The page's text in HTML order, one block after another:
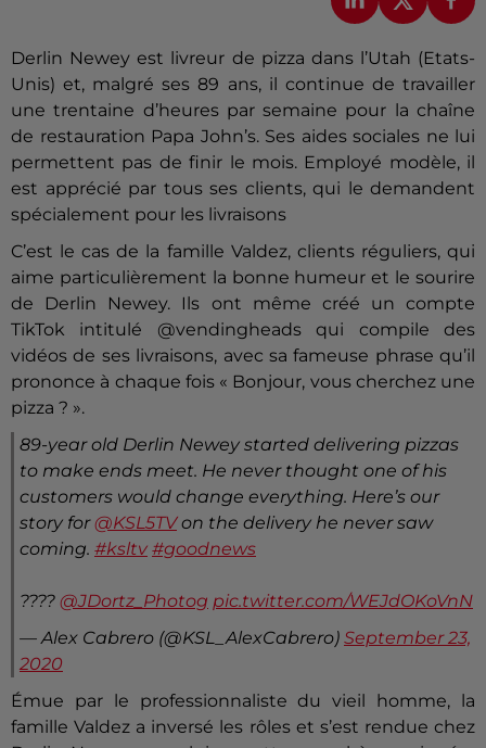
Derlin Newey est livreur de pizza dans l’Utah (Etats-
Unis) et, malgré ses 89 ans, il continue de travailler
une trentaine d’heures par semaine pour la chaîne
de restauration Papa John’s. Ses aides sociales ne lui
permettent pas de finir le mois. Employé modèle, il
est apprécié par tous ses clients, qui le demandent
spécialement pour les livraisons
C’est le cas de la famille Valdez, clients réguliers, qui
aime particulièrement la bonne humeur et le sourire
de Derlin Newey. Ils ont même créé un compte
TikTok intitulé @vendingheads qui compile des
vidéos de ses livraisons, avec sa fameuse phrase qu’il
prononce à chaque fois « Bonjour, vous cherchez une
pizza ? ».
89-year old Derlin Newey started delivering pizzas
to make ends meet. He never thought one of his
customers would change everything. Here’s our
story for@KSL5TVon the delivery he never saw
coming. #ksltv #goodnews
???? @JDortz_Photog pic.twitter.com/WEJdOKoVnN
— Alex Cabrero (@KSL_AlexCabrero) September 23,
2020
Émue par le professionnaliste du vieil homme, la
famille Valdez a inversé les rôles et s’est rendue chez